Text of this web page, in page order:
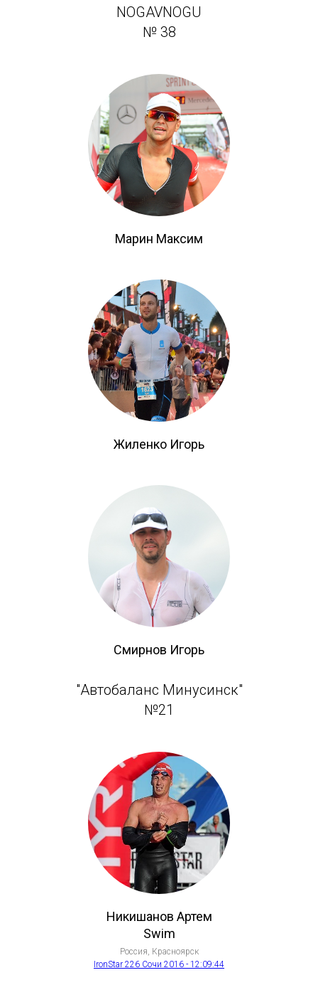
NOGAVNOGU
№ 38
Марин Максим
Жиленко Игорь
Смирнов Игорь
"Автобаланс Минусинск"
№21
Никишанов Артем
Swim
Россия, Красноярск
IronStar 226 Сочи 2016 - 12:09:44